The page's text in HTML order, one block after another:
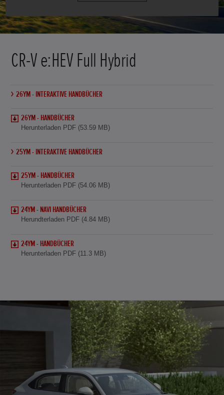
CR-V e:HEV Full Hybrid
26YM - INTERAKTIVE HANDBÜCHER
26YM - HANDBÜCHER
Herunterladen PDF (53.59 MB)
25YM - INTERAKTIVE HANDBÜCHER
25YM - HANDBÜCHER
Herunterladen PDF (54.06 MB)
24YM - NAVI HANDBÜCHER
Herundterladen PDF (4.84 MB)
24YM - HANDBÜCHER
Herunterladen PDF (11.3 MB)